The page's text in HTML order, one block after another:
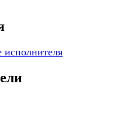
исполнителя